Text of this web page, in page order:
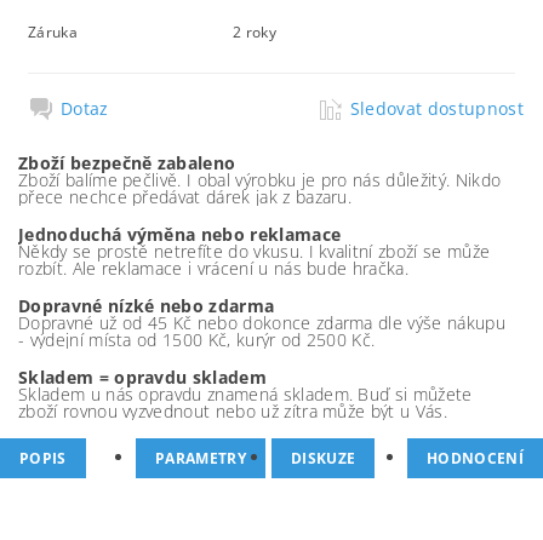
Záruka 2 roky
Dotaz Sledovat dostupnost
Zboží bezpečně zabaleno
Zboží balíme pečlivě. I obal výrobku je pro nás důležitý. Nikdo
přece nechce předávat dárek jak z bazaru.
Jednoduchá výměna nebo reklamace
Někdy se prostě netrefíte do vkusu. I kvalitní zboží se může
rozbít. Ale reklamace i vrácení u nás bude hračka.
Dopravné nízké nebo zdarma
Dopravné už od 45 Kč nebo dokonce zdarma dle výše nákupu
- výdejní místa od 1500 Kč, kurýr od 2500 Kč.
Skladem = opravdu skladem
Skladem u nás opravdu znamená skladem. Buď si můžete
zboží rovnou vyzvednout nebo už zítra může být u Vás.
POPIS PARAMETRY DISKUZE HODNOCENÍ